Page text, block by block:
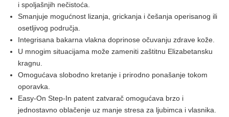
i spoljašnjih nečistoća.
Smanjuje mogućnost lizanja, grickanja i češanja operisanog ili
osetljivog područja.
Integrisana bakarna vlakna doprinose očuvanju zdrave kože.
U mnogim situacijama može zameniti zaštitnu Elizabetansku
kragnu.
Omogućava slobodno kretanje i prirodno ponašanje tokom
oporavka.
Easy-On Step-In patent zatvarač omogućava brzo i
jednostavno oblačenje uz manje stresa za ljubimca i vlasnika.